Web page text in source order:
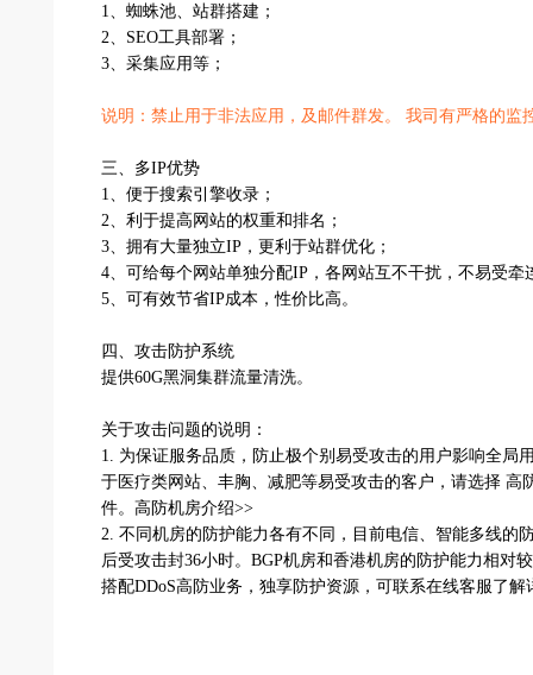
1、蜘蛛池、站群搭建；
2、SEO工具部署；
3、采集应用等；
说明：禁止用于非法应用，及邮件群发。 我司有严格的
三、多IP优势
1、便于搜索引擎收录；
2、利于提高网站的权重和排名；
3、拥有大量独立IP，更利于站群优化；
4、可给每个网站单独分配IP，各网站互不干扰，不易受牵
5、可有效节省IP成本，性价比高。
四、攻击防护系统
提供60G黑洞集群流量清洗。
关于攻击问题的说明：
1. 为保证服务品质，防止极个别易受攻击的用户影响全局
于医疗类网站、丰胸、减肥等易受攻击的客户，请选择
件。高防机房介绍>>
2. 不同机房的防护能力各有不同，目前电信、智能多线的
后受攻击封36小时。BGP机房和香港机房的防护能力相对
搭配DDoS高防业务，独享防护资源，可联系在线客服了解